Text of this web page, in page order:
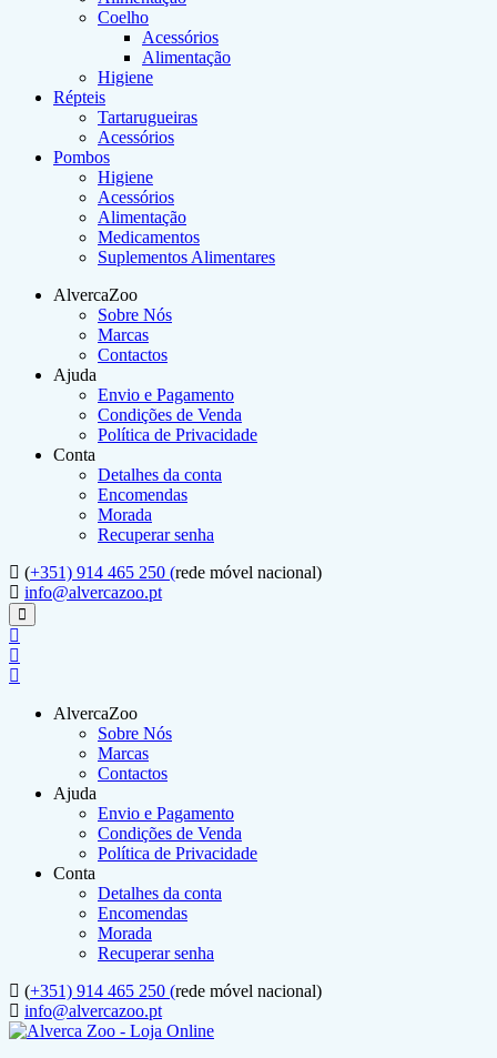
Coelho
Acessórios
Alimentação
Higiene
Répteis
Tartarugueiras
Acessórios
Pombos
Higiene
Acessórios
Alimentação
Medicamentos
Suplementos Alimentares
AlvercaZoo
Sobre Nós
Marcas
Contactos
Ajuda
Envio e Pagamento
Condições de Venda
Política de Privacidade
Conta
Detalhes da conta
Encomendas
Morada
Recuperar senha
(+351) 914 465 250 (rede móvel nacional)
info@alvercazoo.pt
AlvercaZoo
Sobre Nós
Marcas
Contactos
Ajuda
Envio e Pagamento
Condições de Venda
Política de Privacidade
Conta
Detalhes da conta
Encomendas
Morada
Recuperar senha
(+351) 914 465 250 (rede móvel nacional)
info@alvercazoo.pt